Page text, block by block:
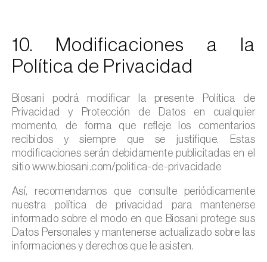
10. Modificaciones a la
Política de Privacidad
Biosani podrá modificar la presente Política de
Privacidad y Protección de Datos en cualquier
momento, de forma que refleje los comentarios
recibidos y siempre que se justifique. Estas
modificaciones serán debidamente publicitadas en el
sitio www.biosani.com/politica-de-privacidade
Así, recomendamos que consulte periódicamente
nuestra política de privacidad para mantenerse
informado sobre el modo en que Biosani protege sus
Datos Personales y mantenerse actualizado sobre las
informaciones y derechos que le asisten.